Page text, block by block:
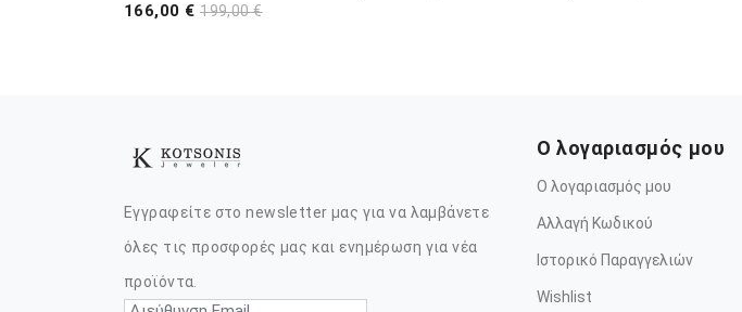
166,00 €199,00 €
Εγγραφείτε στο newsletter μας για να λαμβάνετε
όλες τις προσφορές μας και ενημέρωση για νέα
προϊόντα.
Ο λογαριασμός μου
Ο λογαριασμός μου
Αλλαγή Κωδικού
Ιστορικό Παραγγελιών
Wishlist